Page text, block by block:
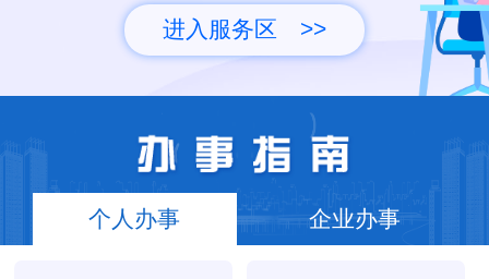
进入服务区 >>
个人办事 企业办事